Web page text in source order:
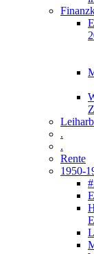
.
.
Rente
1950-